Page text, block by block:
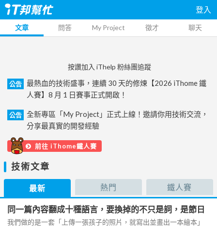
登入
文章 問答 My Project 徵才 聊天
按讚加入 iThelp 粉絲團追蹤
公告
最熱血的技術盛事，連續 30 天的修煉【2026 iThome 鐵
人賽】8 月 1 日賽事正式開啟！
公告
全新專區「My Project」正式上線！邀請你用技術交流，
分享最真實的開發經驗
前往 iThome鐵人賽
技術文章
最新 熱門 鐵人賽
同一篇內容翻成十種語言，要換掉的不只是詞，是節日
我們做的是一套「上傳一張孩子的照片，就寫出並畫出一本繪本」